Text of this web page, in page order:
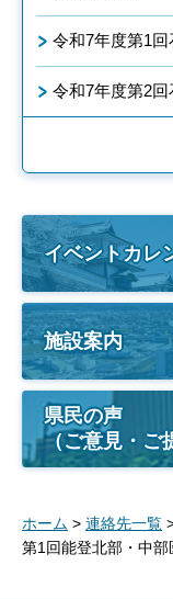
令和7年度第1
令和7年度第2
イベントカレ
施設案内
県民の声
（ご意見・ご
ホーム > 連絡先一覧
第1回能登北部・中